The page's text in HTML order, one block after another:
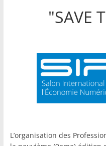
"SAVE
L’organisation des